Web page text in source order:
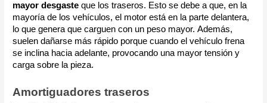
mayor desgaste que los traseros. Esto se debe a que, en la
mayoría de los vehículos, el motor está en la parte delantera,
lo que genera que carguen con un peso mayor. Además,
suelen dañarse más rápido porque cuando el vehículo frena
se inclina hacia adelante, provocando una mayor tensión y
carga sobre la pieza.
Amortiguadores traseros